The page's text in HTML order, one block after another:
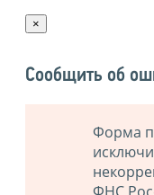
×
Сообщить об
Форма